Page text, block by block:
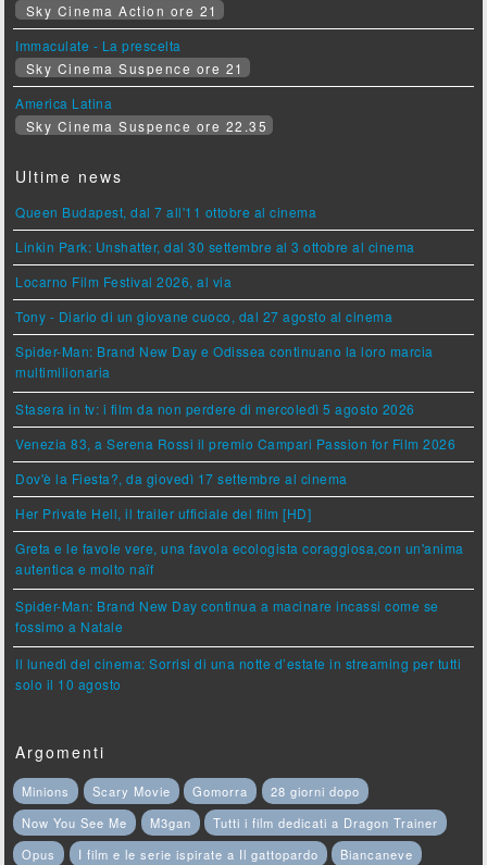
Sky Cinema Action ore 21
Immaculate - La prescelta
Sky Cinema Suspence ore 21
America Latina
Sky Cinema Suspence ore 22.35
Ultime news
Queen Budapest, dal 7 all'11 ottobre al cinema
Linkin Park: Unshatter, dal 30 settembre al 3 ottobre al cinema
Locarno Film Festival 2026, al via
Tony - Diario di un giovane cuoco, dal 27 agosto al cinema
Spider-Man: Brand New Day e Odissea continuano la loro marcia
multimilionaria
Stasera in tv: i film da non perdere di mercoledì 5 agosto 2026
Venezia 83, a Serena Rossi il premio Campari Passion for Film 2026
Dov'è la Fiesta?, da giovedì 17 settembre al cinema
Her Private Hell, il trailer ufficiale del film [HD]
Greta e le favole vere, una favola ecologista coraggiosa,con un'anima
autentica e molto naïf
Spider-Man: Brand New Day continua a macinare incassi come se
fossimo a Natale
Il lunedì del cinema: Sorrisi di una notte d’estate in streaming per tutti
solo il 10 agosto
Argomenti
Minions Scary Movie Gomorra
28 giorni dopo
Now You See Me
M3gan
Tutti i film dedicati a Dragon Trainer
Opus
I film e le serie ispirate a Il gattopardo
Biancaneve